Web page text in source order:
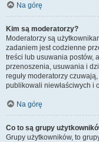
Na górę
Kim są moderatorzy?
Moderatorzy są
zadaniem jest codzienne
treści lub usuwania postów,
przenoszenia, usuwania i
reguły moderatorzy
publikowali niewłaściwych i
Na górę
Co to są grupy
Grupy użytkowników, to